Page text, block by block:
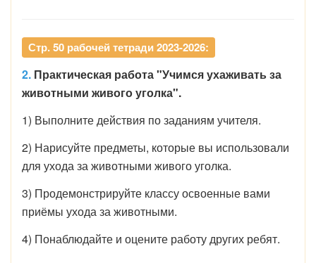
Стр. 50 рабочей тетради 2023-2026:
2. Практическая работа "Учимся ухаживать за
животными живого уголка".
1) Выполните действия по заданиям учителя.
2) Нарисуйте предметы, которые вы использовали
для ухода за животными живого уголка.
3) Продемонстрируйте классу освоенные вами
приёмы ухода за животными.
4) Понаблюдайте и оцените работу других ребят.